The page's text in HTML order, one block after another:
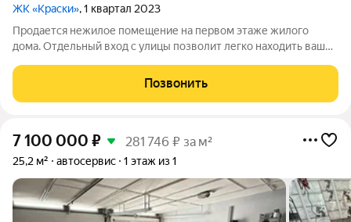
ЖК «Краски», 1 квартал 2023
Продается нежилое помещение на первом этаже жилого
дома. Отдельный вход с улицы позволит легко находить ваш
привлекательным для потенциальных клиентов. В помещении
заведены все необходимые
Позвонить
7 100 000 ₽ 281 746 ₽ за м²
25,2 м² автосервис 1 этаж из 1